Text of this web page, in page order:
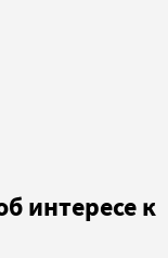
интересе к